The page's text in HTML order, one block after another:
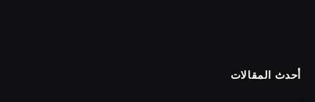
أحدث المقالات